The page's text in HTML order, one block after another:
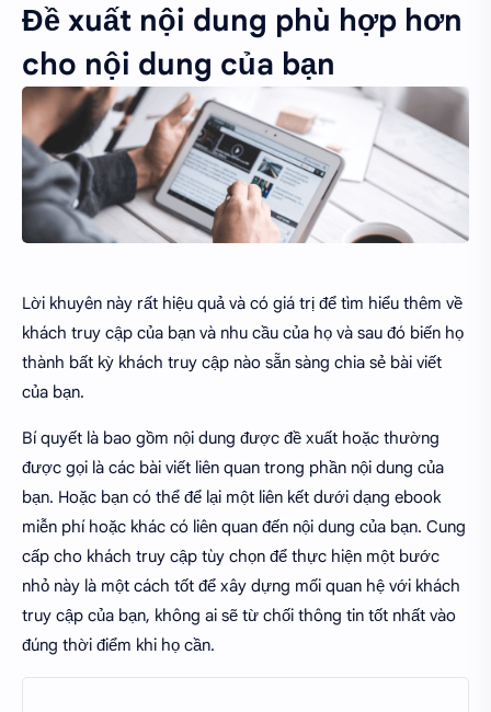
Đề xuất nội dung phù hợp hơn
cho nội dung của bạn
Lời khuyên này rất hiệu quả và có giá trị để tìm hiểu thêm về
khách truy cập của bạn và nhu cầu của họ và sau đó biến họ
thành bất kỳ khách truy cập nào sẵn sàng chia sẻ bài viết
của bạn.
Bí quyết là bao gồm nội dung được đề xuất hoặc thường
được gọi là các bài viết liên quan trong phần nội dung của
bạn. Hoặc bạn có thể để lại một liên kết dưới dạng ebook
miễn phí hoặc khác có liên quan đến nội dung của bạn. Cung
cấp cho khách truy cập tùy chọn để thực hiện một bước
nhỏ này là một cách tốt để xây dựng mối quan hệ với khách
truy cập của bạn, không ai sẽ từ chối thông tin tốt nhất vào
đúng thời điểm khi họ cần.